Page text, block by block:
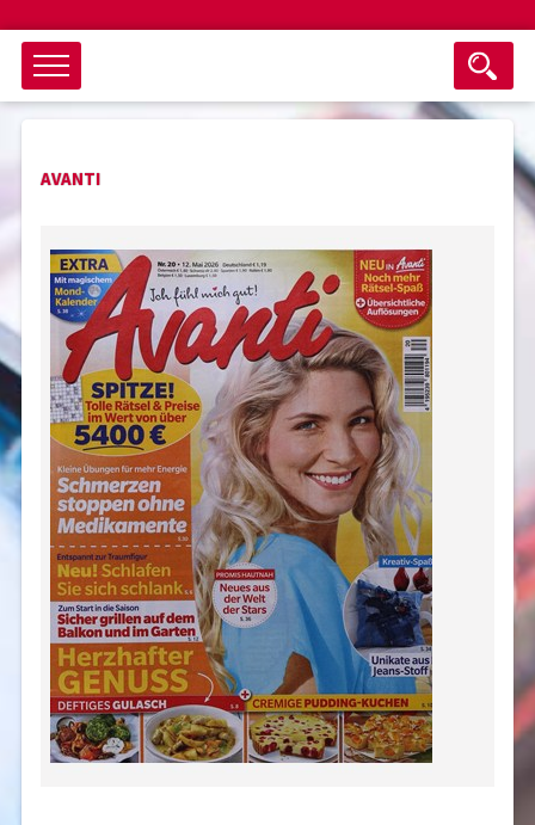
Objektsuche
als ganzes Wort suchen
keine eingestellten Titel
nur Titel im Angebot Suche zurücksetzen
Suchen
AVANTI